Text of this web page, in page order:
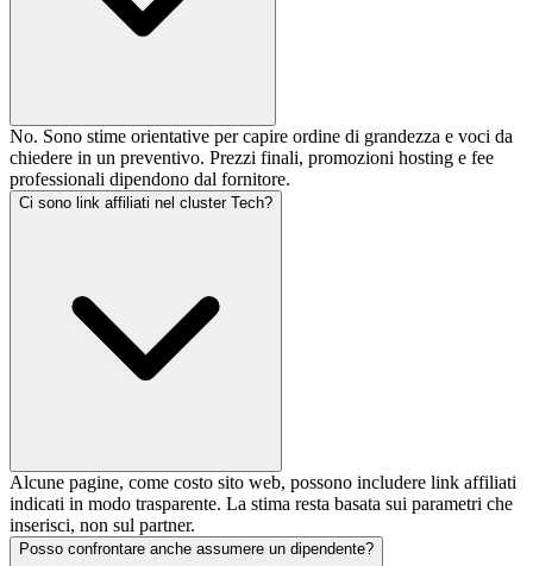
No. Sono stime orientative per capire ordine di grandezza e voci da
chiedere in un preventivo. Prezzi finali, promozioni hosting e fee
professionali dipendono dal fornitore.
Ci sono link affiliati nel cluster Tech?
Alcune pagine, come costo sito web, possono includere link affiliati
indicati in modo trasparente. La stima resta basata sui parametri che
inserisci, non sul partner.
Posso confrontare anche assumere un dipendente?